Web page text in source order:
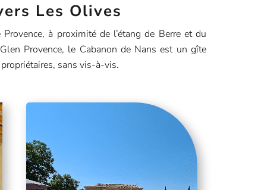
Les Olives
à proximité de l’étang de Berre et du
Provence, le Cabanon de Nans est un gîte
sans vis-à-vis.